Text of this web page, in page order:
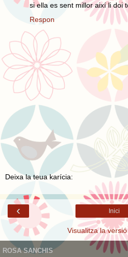
si ella es sent millor així li doi
Respon
Deixa la teua karícia:
‹ Inici
Visualitza la
ROSA SANCHIS